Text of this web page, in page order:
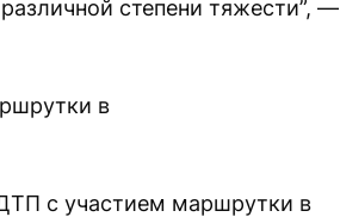
степени тяжести”, —
в
с участием маршрутки в